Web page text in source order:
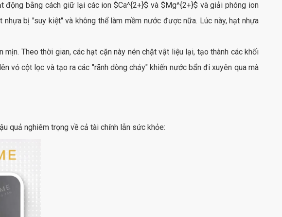
động bằng cách giữ lại các ion$Ca^{2+}$ và $Mg^{2+}$ và giải phóng ion
bị "suy kiệt" và không thể làm mềm nước được nữa. Lúc này, hạt nhựa
Theo thời gian, các hạt cặn này nén chặt vật liệu lại, tạo thành các khối
vỏ cột lọc và tạo ra các "rãnh dòng chảy" khiến nước bẩn đi xuyên qua mà
quả nghiêm trọng về cả tài chính lẫn sức khỏe: